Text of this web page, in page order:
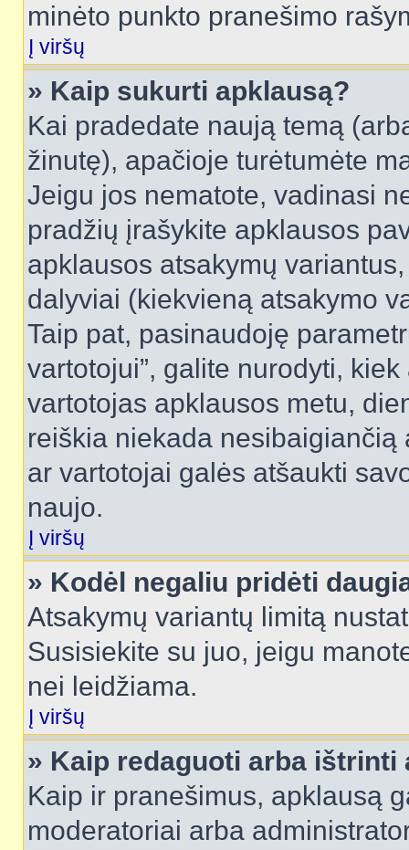
minėto punkto pranešimo
Į viršų
» Kaip sukurti apklausą?
Kai pradedate naują temą
žinutę), apačioje turėtumėte
Jeigu jos nematote, vadinasi
pradžių įrašykite apklausos
apklausos atsakymų
dalyviai (kiekvieną atsakymo
Taip pat, pasinaudoję
vartotojui”, galite nurodyti,
vartotojas apklausos metu,
reiškia niekada
ar vartotojai galės atšaukti
naujo.
Į viršų
» Kodėl negaliu pridėti
Atsakymų variantų limitą
Susisiekite su juo, jeigu
nei leidžiama.
Į viršų
» Kaip redaguoti arba ištrinti
Kaip ir pranešimus, apklausą
moderatoriai arba